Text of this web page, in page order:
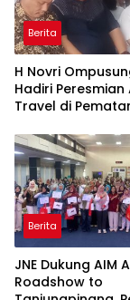
Berita
H Novri
Hadiri
Travel di
Berita
JNE Dukung AIM
Roadshow to